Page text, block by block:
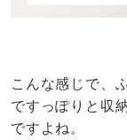
こんな感じで、
ですっぽりと収
ですよね。